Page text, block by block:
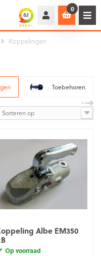
0
Koppelingen
Toebehoren
Sorteren op
Albe EM350
Op voorraad